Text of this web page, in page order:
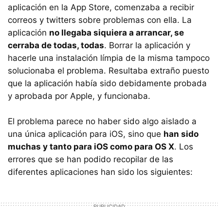
aplicación en la App Store, comenzaba a recibir
correos y twitters sobre problemas con ella. La
aplicación no llegaba siquiera a arrancar, se
cerraba de todas, todas. Borrar la aplicación y
hacerle una instalación límpia de la misma tampoco
solucionaba el problema. Resultaba extraño puesto
que la aplicación había sido debidamente probada
y aprobada por Apple, y funcionaba.
El problema parece no haber sido algo aislado a
una única aplicación para iOS, sino que han sido
muchas y tanto para iOS como para OS X. Los
errores que se han podido recopilar de las
diferentes aplicaciones han sido los siguientes: